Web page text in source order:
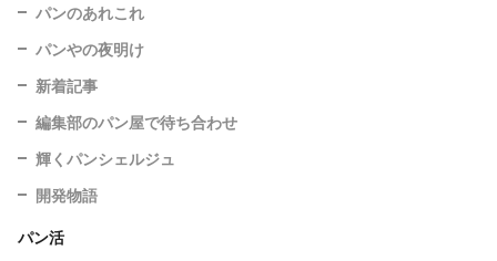
パンのあれこれ
パンやの夜明け
新着記事
編集部のパン屋で待ち合わせ
輝くパンシェルジュ
開発物語
パン活